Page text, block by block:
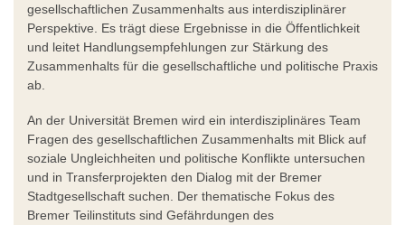
gesellschaftlichen Zusammenhalts aus interdisziplinärer
Perspektive. Es trägt diese Ergebnisse in die Öffentlichkeit
und leitet Handlungsempfehlungen zur Stärkung des
Zusammenhalts für die gesellschaftliche und politische Praxis
ab.
An der Universität Bremen wird ein interdisziplinäres Team
Fragen des gesellschaftlichen Zusammenhalts mit Blick auf
soziale Ungleichheiten und politische Konflikte untersuchen
und in Transferprojekten den Dialog mit der Bremer
Stadtgesellschaft suchen. Der thematische Fokus des
Bremer Teilinstituts sind Gefährdungen des